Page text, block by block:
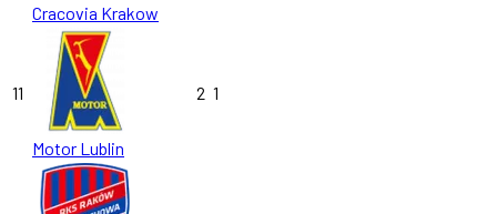
Cracovia Krakow
11
Motor Lublin
2 1